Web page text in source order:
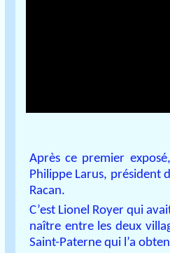
Après ce premier
Philippe Larus, président
Racan.
C’est Lionel Royer qui
naître entre les deux
Saint-Paterne qui l’a